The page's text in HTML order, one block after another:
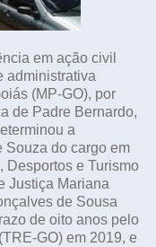
em ação civil
administrativa
(MP-GO), por
de Padre Bernardo,
a
Souza do cargo em
Desportos e Turismo
Justiça Mariana
de Sousa
de oito anos pelo
GO) em 2019, e